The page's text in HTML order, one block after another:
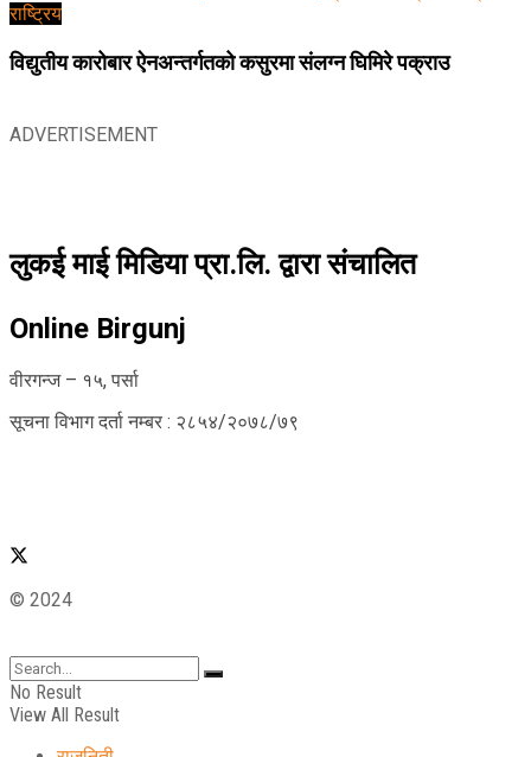
राष्ट्रिय
विद्युतीय कारोबार ऐनअन्तर्गतको कसुरमा संलग्न घिमिरे पक्राउ
ADVERTISEMENT
लुकई माई मिडिया प्रा.लि. द्वारा संचालित
Online Birgunj
वीरगन्ज – १५, पर्सा
सूचना विभाग दर्ता नम्बर : २८५४/२०७८/७९
© 2024
No Result
View All Result